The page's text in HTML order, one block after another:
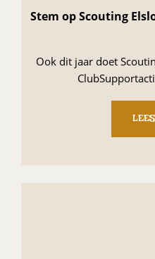
Stem op Scouting
Ook dit jaar doet